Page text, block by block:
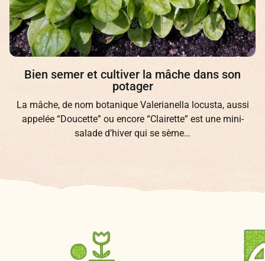
Bien semer et cultiver la mâche dans son
potager
La mâche, de nom botanique Valerianella locusta, aussi
appelée “Doucette” ou encore “Clairette” est une mini-
salade d’hiver qui se sème…